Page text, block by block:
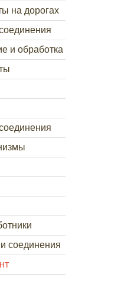
на дорогах
и обработка
соединения